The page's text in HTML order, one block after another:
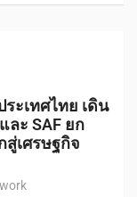
ะเทศไทย เดิน
ละ SAF ยก
สู่เศรษฐกิจ